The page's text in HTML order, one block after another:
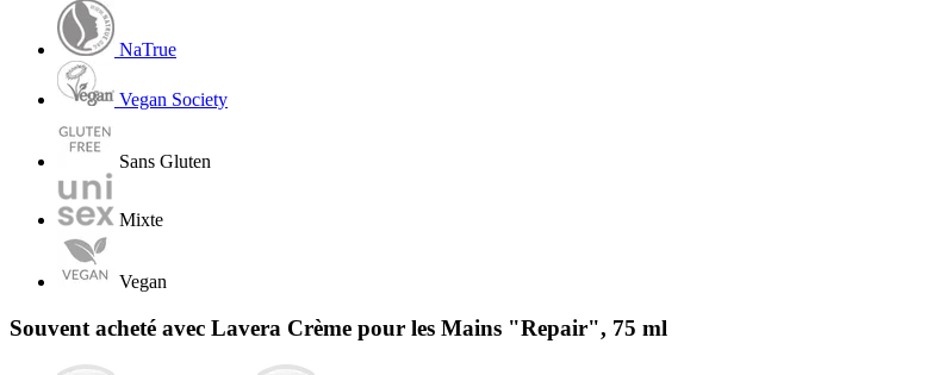
NaTrue
Vegan Society
Sans Gluten
Mixte
Vegan
Souvent acheté avec Lavera Crème pour les Mains "Repair", 75 ml